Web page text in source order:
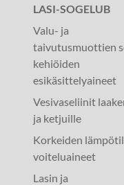
LASI-SOGELUB
Valu- ja
taivutusmuottien
kehiöiden
esikäsittelyaineet
Vesivaseliinit
ja ketjuille
Korkeiden
voiteluaineet
Lasin ja